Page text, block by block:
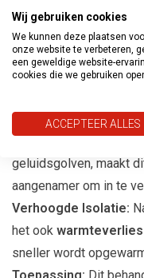
kleine gebreken in de
oppervlak biedt voor
Geluidabsorberend:
de geluidsbeleving
geluidsgolven, maakt
aangenamer om in te
Verhoogde Isolatie:
het ook warmteverlies
sneller wordt
Wij gebruiken cookies
We kunnen deze plaatsen
onze website te verbeteren,
een geweldige website-
cookies die we gebruiken
ACCEPTEER ALLES